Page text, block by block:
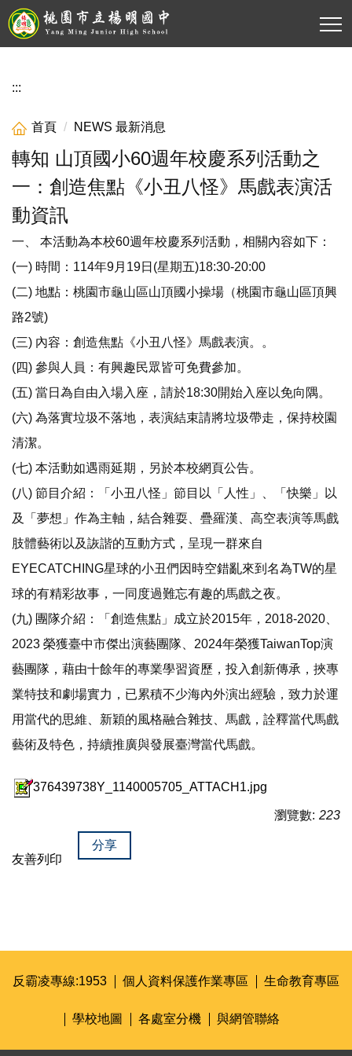
跳
到
主
內
區
:::
首頁 NEWS 最新消息
轉知 山頂國小60週年校慶系列活動之
一：創造焦點《小丑八怪》馬戲表演活
動資訊
一、 本活動為本校60週年校慶系列活動，相關內容如下：
(一) 時間：114年9月19日(星期五)18:30-20:00
(二) 地點：桃園市龜山區山頂國小操場（桃園市龜山區頂興
路2號)
(三) 內容：創造焦點《小丑八怪》馬戲表演。。
(四) 參與人員：有興趣民眾皆可免費參加。
(五) 當日為自由入場入座，請於18:30開始入座以免向隅。
(六) 為落實垃圾不落地，表演結束請將垃圾帶走，保持校園
清潔。
(七) 本活動如遇雨延期，另於本校網頁公告。
(八) 節目介紹：「小丑八怪」節目以「人性」、「快樂」以
及「夢想」作為主軸，結合雜耍、疊羅漢、高空表演等馬戲
肢體藝術以及詼諧的互動方式，呈現一群來自
EYECATCHING星球的小丑們因時空錯亂來到名為TW的星
球的有精彩故事，一同度過難忘有趣的馬戲之夜。
(九) 團隊介紹：「創造焦點」成立於2015年，2018-2020、
2023 榮獲臺中市傑出演藝團隊、2024年榮獲TaiwanTop演
藝團隊，藉由十餘年的專業學習資歷，投入創新傳承，挾專
業特技和劇場實力，已累積不少海內外演出經驗，致力於運
用當代的思維、新穎的風格融合雜技、馬戲，詮釋當代馬戲
藝術及特色，持續推廣與發展臺灣當代馬戲。
376439738Y_1140005705_ATTACH1.jpg
瀏覽數: 223
友善列印
分享
反霸凌專線:1953 個人資料保護作業專區 生命教育專區
學校地圖 各處室分機 與網管聯絡